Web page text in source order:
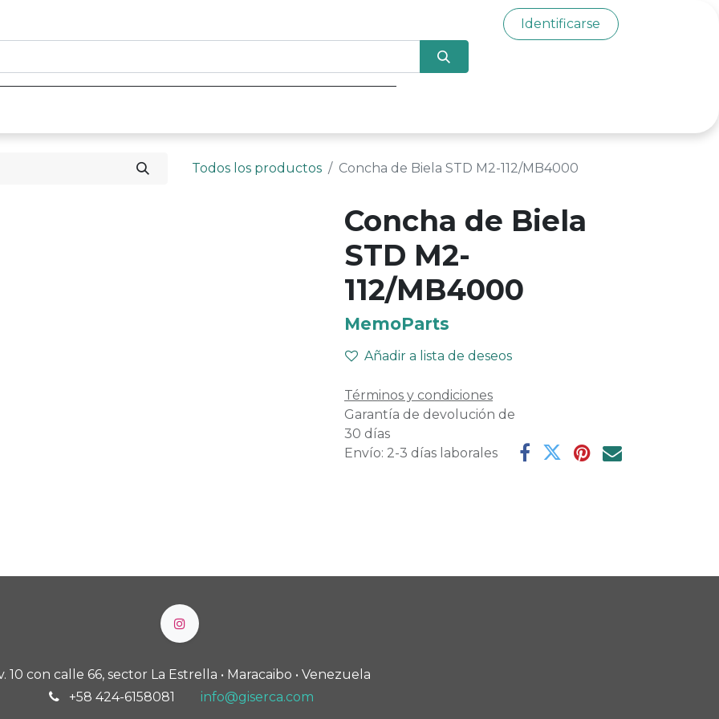
Identificarse
Todos los productos Concha de Biela STD M2-112/MB4000
Concha de Biela
STD M2-
112/MB4000
MemoParts
Añadir a lista de deseos
Términos y condiciones
Garantía de devolución de
30 días
Envío: 2-3 días laborales
10 con calle 66, sector La Estrella • Maracaibo • Venezuela
+58 424-6158081
info@giserca.com